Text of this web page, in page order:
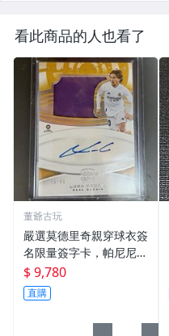
看此商品的人也看了
董爺古玩
嚴選莫德里奇親穿球衣簽
名限量簽字卡，帕尼尼C
hronicles系列49編皇家
冠軍款 Luka Modric收
藏推薦足球紀念卡 Chro
$ 9,780
直購